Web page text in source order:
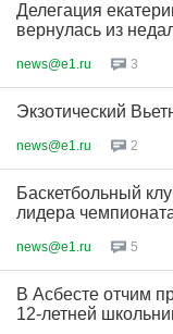
Делегация
вернулась из
news@e1.ru 3
Экзотический
news@e1.ru 2
Баскетбольный
лидера
news@e1.ru 5
В Асбесте отчим
12-летней